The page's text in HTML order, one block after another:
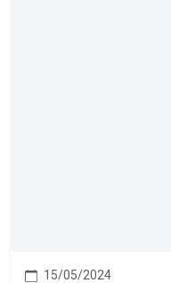
15/05/2024